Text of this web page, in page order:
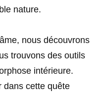
nature.
nous découvrons
trouvons des outils
intérieure.
dans cette quête